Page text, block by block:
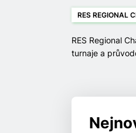
RES REGIONAL
RES Regional
turnaje a